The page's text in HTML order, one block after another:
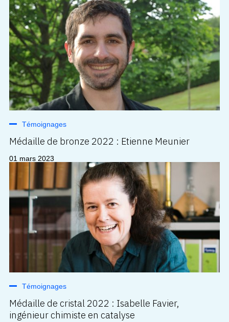
Témoignages
Médaille de bronze 2022 : Etienne Meunier
01 mars 2023
Témoignages
Médaille de cristal 2022 : Isabelle Favier,
ingénieur chimiste en catalyse